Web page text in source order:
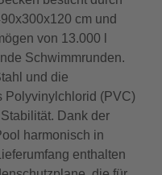
cm und
von 13.000 l
Schwimmrunden.
und die
Polyvinylchlorid (PVC)
Dank der
harmonisch in
enthalten